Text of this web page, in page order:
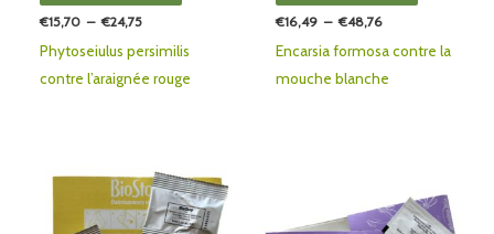
la
page
€15,70 – €24,75
Phytoseiulus persimilis
contre l’araignée rouge
la
€16,49 – €48,76
Encarsia formosa contre la
mouche blanche